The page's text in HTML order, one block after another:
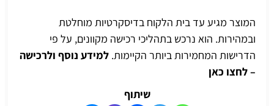
המוצר מגיע עד בית הלקוח בדיסקרטיות מוחלטת
ובמהירות. הוא נרכש בתהליכי רכישה מקוונים, על פי
הדרישות המחמירות ביותר הקיימות. למידע נוסף ולרכישה
– לחצו כאן
שיתוף